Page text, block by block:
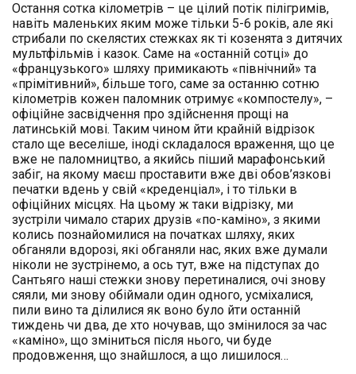
Остання сотка кілометрів – це цілий потік пілігримів,
навіть маленьких яким може тільки 5-6 років, але які
стрибали по скелястих стежках як ті козенята з дитячих
мультфільмів і казок. Саме на «останній сотці» до
«французького» шляху примикають «північний» та
«прімітивний», більше того, саме за останню сотню
кілометрів кожен паломник отримує «компостелу», –
офіційне засвідчення про здійснення прощі на
латинській мові. Таким чином йти крайній відрізок
стало ще веселіше, іноді складалося враження, що це
вже не паломництво, а якийсь піший марафонський
забіг, на якому маєш проставити вже дві обов’язкові
печатки вдень у свій «креденціал», і то тільки в
офіційних місцях. На цьому ж таки відрізку, ми
зустріли чимало старих друзів «по-каміно», з якими
колись познайомилися на початках шляху, яких
обганяли вдорозі, які обганяли нас, яких вже думали
ніколи не зустрінемо, а ось тут, вже на підступах до
Сантьяго наші стежки знову перетиналися, очі знову
сяяли, ми знову обіймали один одного, усміхалися,
пили вино та ділилися як воно було йти останній
тиждень чи два, де хто ночував, що змінилося за час
«каміно», що зміниться після нього, чи буде
продовження, що знайшлося, а що лишилося…